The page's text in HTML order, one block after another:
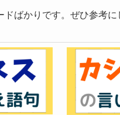
ばかりです。ぜひ参考に